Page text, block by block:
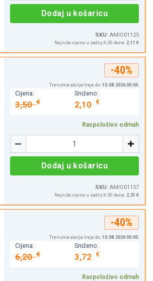
Dodaj u košaricu
SKU:AMIO01125
Najniža cijena u zadnjih 30 dana: 2,11 €
-40%
Trenutna akcija traje do: 10.08.2026 00:00.
Cijena:
3,50€
Sniženo:
2,10 €
Raspoloživo odmah
-
Količina
+
Dodaj u košaricu
SKU:AMIO01157
Najniža cijena u zadnjih 30 dana: 2,31 €
-40%
Trenutna akcija traje do: 10.08.2026 00:00.
Cijena:
6,20€
Sniženo:
3,72 €
Raspoloživo odmah